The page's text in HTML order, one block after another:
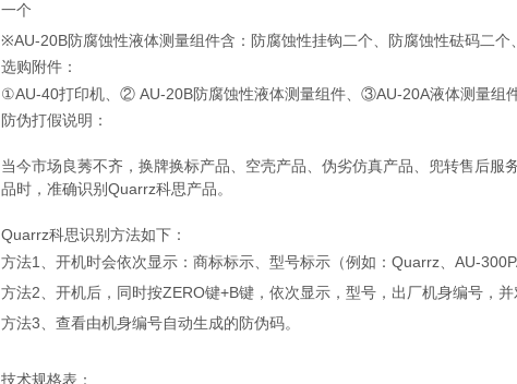
一个
※AU-20B防腐蚀性液体测量组件含：防腐蚀性挂钩二个、防腐蚀性砝码二个
选购附件：
①AU-40打印机、② AU-20B防腐蚀性液体测量组件、③AU-20A液体测量组
防伪打假说明：
当今市场良莠不齐，换牌换标产品、空壳产品、伪劣仿真产品、兜转售后
品时，准确识别Quarrz科思产品。
Quarrz科思识别方法如下：
方法1、开机时会依次显示：商标标示、型号标示（例如：Quarrz、AU-
方法2、开机后，同时按ZERO键+B键，依次显示，型号，出厂机身编号，
方法3、查看由机身编号自动生成的防伪码。
技术规格表：